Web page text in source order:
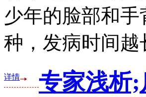
少年的脸部和
种，发病时间越
详情 专家浅析;